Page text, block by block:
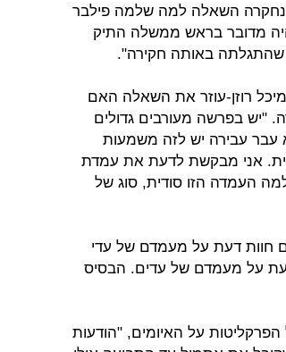
נחקרה השאלה למה שלמה פילבר
מדובר בראש ממשלה התיק
שהתגלתה באותה חקירה".
מיכל רוזן-עוזר את השאלה האם
"יש בפרשה מעורבים גדולים
עבר עבירה יש לזה משמעות
אני מבקשת לדעת את עמדת
העמדה הזו סודית, סוג של
חוות דעת על מעמדם של עדי
על מעמדם של עדים. הבסיס
נפתח בהודעה של הפרקליטות על האיומים, "הודעות